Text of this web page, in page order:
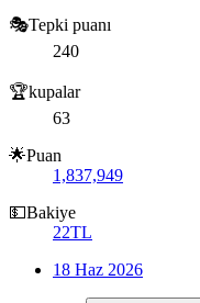
🎭Tepki puanı
240
🏆kupalar
63
🌟Puan
1,837,949
💵Bakiye
22TL
18 Haz 2026